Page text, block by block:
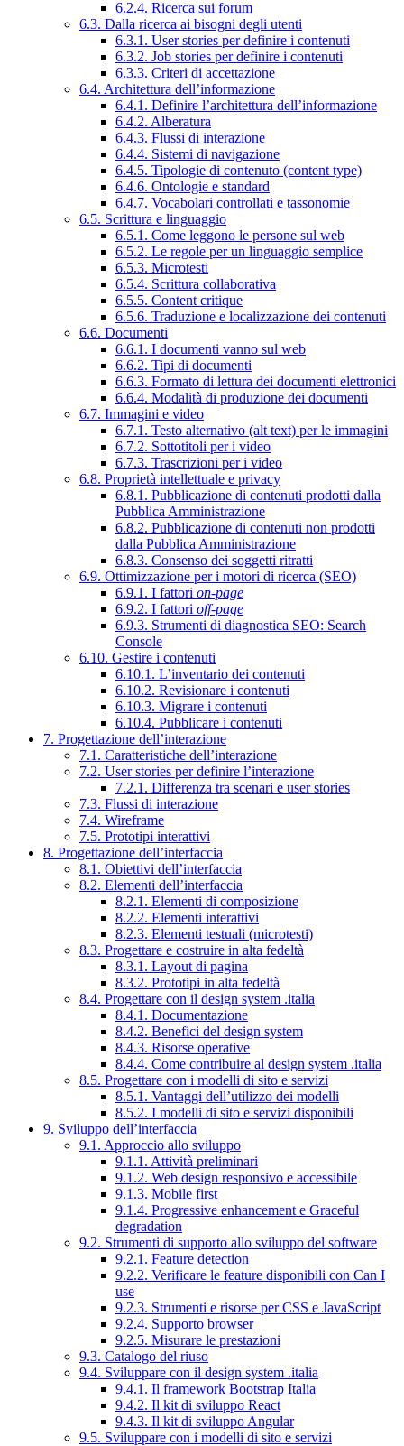
6.2.4. Ricerca sui forum
6.3. Dalla ricerca ai bisogni degli utenti
6.3.1. User stories per definire i contenuti
6.3.2. Job stories per definire i contenuti
6.3.3. Criteri di accettazione
6.4. Architettura dell’informazione
6.4.1. Definire l’architettura dell’informazione
6.4.2. Alberatura
6.4.3. Flussi di interazione
6.4.4. Sistemi di navigazione
6.4.5. Tipologie di contenuto (content type)
6.4.6. Ontologie e standard
6.4.7. Vocabolari controllati e tassonomie
6.5. Scrittura e linguaggio
6.5.1. Come leggono le persone sul web
6.5.2. Le regole per un linguaggio semplice
6.5.3. Microtesti
6.5.4. Scrittura collaborativa
6.5.5. Content critique
6.5.6. Traduzione e localizzazione dei contenuti
6.6. Documenti
6.6.1. I documenti vanno sul web
6.6.2. Tipi di documenti
6.6.3. Formato di lettura dei documenti elettronici
6.6.4. Modalità di produzione dei documenti
6.7. Immagini e video
6.7.1. Testo alternativo (alt text) per le immagini
6.7.2. Sottotitoli per i video
6.7.3. Trascrizioni per i video
6.8. Proprietà intellettuale e privacy
6.8.1. Pubblicazione di contenuti prodotti dalla
Pubblica Amministrazione
6.8.2. Pubblicazione di contenuti non prodotti
dalla Pubblica Amministrazione
6.8.3. Consenso dei soggetti ritratti
6.9. Ottimizzazione per i motori di ricerca (SEO)
6.9.1. I fattori on-page
6.9.2. I fattori off-page
6.9.3. Strumenti di diagnostica SEO: Search
Console
6.10. Gestire i contenuti
6.10.1. L’inventario dei contenuti
6.10.2. Revisionare i contenuti
6.10.3. Migrare i contenuti
6.10.4. Pubblicare i contenuti
7. Progettazione dell’interazione
7.1. Caratteristiche dell’interazione
7.2. User stories per definire l’interazione
7.2.1. Differenza tra scenari e user stories
7.3. Flussi di interazione
7.4. Wireframe
7.5. Prototipi interattivi
8. Progettazione dell’interfaccia
8.1. Obiettivi dell’interfaccia
8.2. Elementi dell’interfaccia
8.2.1. Elementi di composizione
8.2.2. Elementi interattivi
8.2.3. Elementi testuali (microtesti)
8.3. Progettare e costruire in alta fedeltà
8.3.1. Layout di pagina
8.3.2. Prototipi in alta fedeltà
8.4. Progettare con il design system .italia
8.4.1. Documentazione
8.4.2. Benefici del design system
8.4.3. Risorse operative
8.4.4. Come contribuire al design system .italia
8.5. Progettare con i modelli di sito e servizi
8.5.1. Vantaggi dell’utilizzo dei modelli
8.5.2. I modelli di sito e servizi disponibili
9. Sviluppo dell’interfaccia
9.1. Approccio allo sviluppo
9.1.1. Attività preliminari
9.1.2. Web design responsivo e accessibile
9.1.3. Mobile first
9.1.4. Progressive enhancement e Graceful
degradation
9.2. Strumenti di supporto allo sviluppo del software
9.2.1. Feature detection
9.2.2. Verificare le feature disponibili con Can I
use
9.2.3. Strumenti e risorse per CSS e JavaScript
9.2.4. Supporto browser
9.2.5. Misurare le prestazioni
9.3. Catalogo del riuso
9.4. Sviluppare con il design system .italia
9.4.1. Il framework Bootstrap Italia
9.4.2. Il kit di sviluppo React
9.4.3. Il kit di sviluppo Angular
9.5. Sviluppare con i modelli di sito e servizi